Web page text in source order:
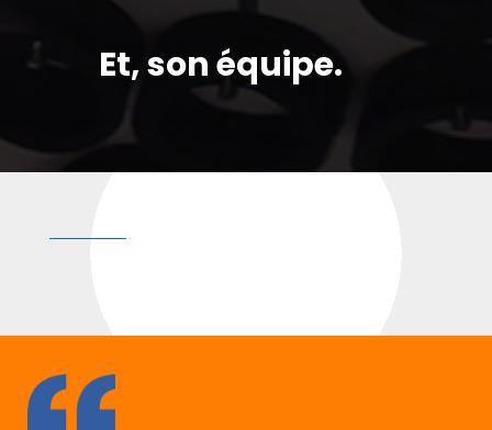
Et, son équipe.